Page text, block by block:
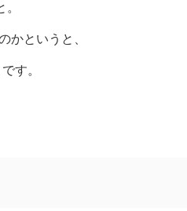
かというと、
す。